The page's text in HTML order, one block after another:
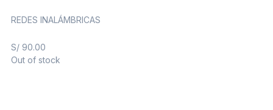
REDES INALÁMBRICAS
S/ 90.00
Out of stock